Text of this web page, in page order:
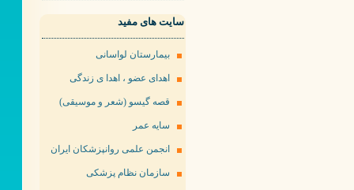
سایت های مفید
بیمارستان لواسانی
اهدای عضو ، اهدا ی زندگی
قصه گیسو (شعر و موسیقی)
سایه عمر
انجمن علمی روانپزشکان ایران
سازمان نظام پزشکی